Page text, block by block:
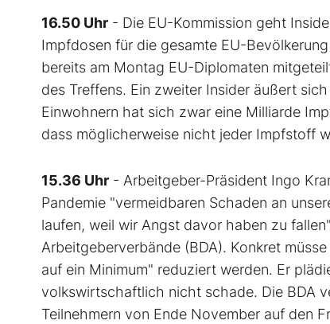
16.50 Uhr - Die EU-Kommission geht
Impfdosen für die gesamte EU-
bereits am Montag EU-Diplomaten
des Treffens. Ein zweiter Insider äußert
Einwohnern hat sich zwar eine Milliarde
dass möglicherweise nicht jeder Impfstoff
15.36 Uhr - Arbeitgeber-Präsident Ingo
Pandemie "vermeidbaren Schaden an
laufen, weil wir Angst davor haben zu
Arbeitgeberverbände (BDA). Konkret
auf ein Minimum" reduziert werden. Er
volkswirtschaftlich nicht schade. Die BDA
Teilnehmern von Ende November auf den